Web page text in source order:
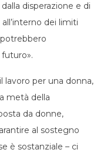
disperazione e di
dei limiti
lavoro per una donna,
metà della
da donne,
al sostegno
è sostanziale – ci